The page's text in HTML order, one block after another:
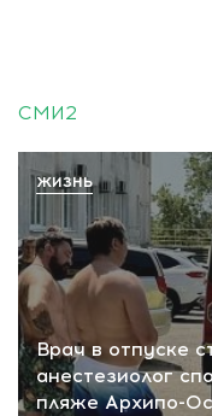
СМИ2
Врач в отпуске
анестезиолог
пляже Архипо-
ЖИЗНЬ